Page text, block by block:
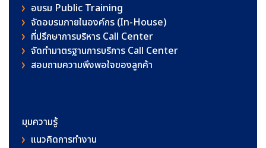
อบรม Public Training
จัดอบรมภายในองค์กร (In-House)
ที่ปรึกษาการบริหาร Call Center
จัดทำมาตรฐานการบริการ Call Center
สอบถามความพึงพอใจของลูกค้า
มุมความรู้
แนวคิดการทำงาน